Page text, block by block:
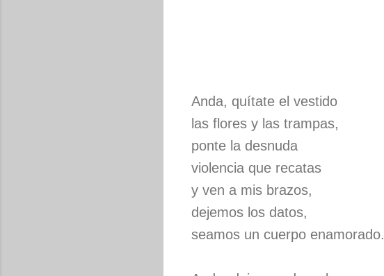
Anda, quítate el vestido
las flores y las trampas,
ponte la desnuda
violencia que recatas
y ven a mis brazos,
dejemos los datos,
seamos un cuerpo enamorado.